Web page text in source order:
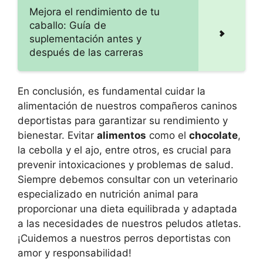
Mejora el rendimiento de tu
caballo: Guía de
suplementación antes y
después de las carreras
En conclusión, es fundamental cuidar la
alimentación de nuestros compañeros caninos
deportistas para garantizar su rendimiento y
bienestar. Evitar alimentos como el chocolate,
la cebolla y el ajo, entre otros, es crucial para
prevenir intoxicaciones y problemas de salud.
Siempre debemos consultar con un veterinario
especializado en nutrición animal para
proporcionar una dieta equilibrada y adaptada
a las necesidades de nuestros peludos atletas.
¡Cuidemos a nuestros perros deportistas con
amor y responsabilidad!